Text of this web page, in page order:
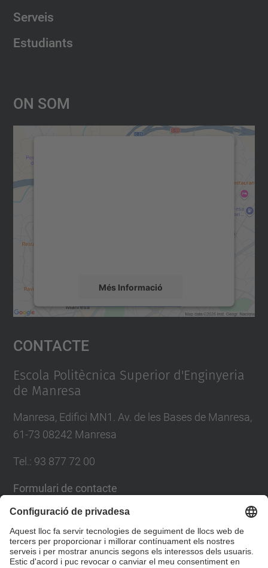
Serveis
Estudiants
On Som
Més Informació
Accepta
powered by
Contacte
Escola Politècnica Superior d'Enginyeria
de Manresa
Manresa, Edifici MN1. Av. de les Bases de Manresa,
61-73 08242 Manresa
Tel.: 93 877 72 00
Formulari de contacte
Llista Xarxes Socials